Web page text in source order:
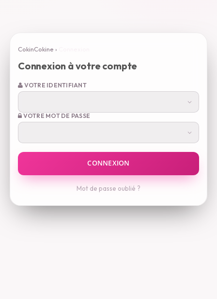
CokinCokine ›
Connexion à votre compte
VOTRE IDENTIFIANT
VOTRE MOT DE PASSE
Mot de passe oublié ?